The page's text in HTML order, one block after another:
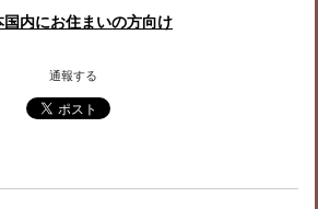
国内にお住まいの方向け
通報する